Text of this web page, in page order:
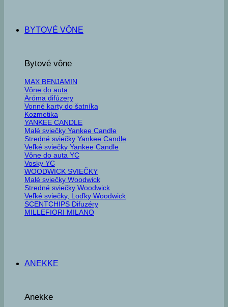
BYTOVÉ VÔNE
Bytové vône
MAX BENJAMIN
Vône do auta
Aróma difúzery
Vonné karty do šatníka
Kozmetika
YANKEE CANDLE
Malé sviečky Yankee Candle
Stredné sviečky Yankee Candle
Veľké sviečky Yankee Candle
Vône do auta YC
Vosky YC
WOODWICK SVIEČKY
Malé sviečky Woodwick
Stredné sviečky Woodwick
Veľké sviečky, Loďky Woodwick
SCENTCHIPS Difuzéry
MILLEFIORI MILANO
ANEKKE
Anekke